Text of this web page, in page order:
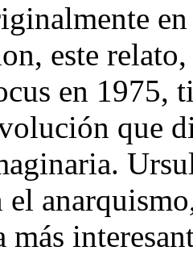
este
en 1975,
que
el